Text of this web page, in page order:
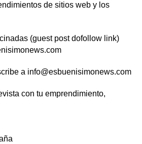
de sitios web y los
(guest post dofollow link)
a info@esbuenisimonews.com
con tu emprendimiento,